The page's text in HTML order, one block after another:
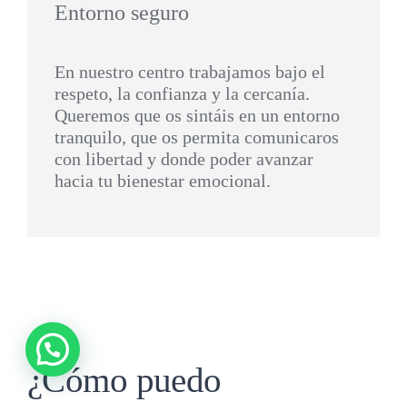
Entorno seguro
En nuestro centro trabajamos bajo el
respeto, la confianza y la cercanía.
Queremos que os sintáis en un entorno
tranquilo, que os permita comunicaros
con libertad y donde poder avanzar
hacia tu bienestar emocional.
¿Cómo puedo